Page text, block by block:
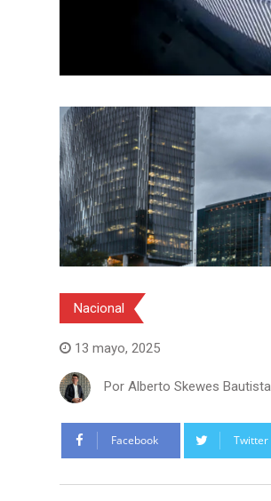
Nacional
13 mayo, 2025
Por Alberto Skewes Bautista
Facebook Twitter